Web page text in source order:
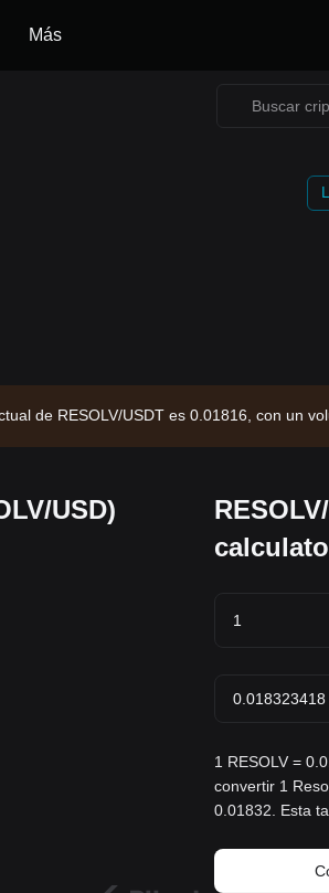
Más
de RESOLV/USDT es 0.01816, con un
USD)
1 RESOLV =
convertir 1
0.01832. Esta